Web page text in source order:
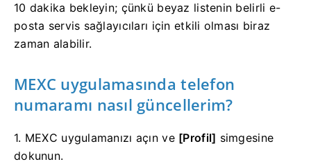
10 dakika bekleyin; çünkü beyaz listenin belirli e-
posta servis sağlayıcıları için etkili olması biraz
zaman alabilir.
MEXC uygulamasında telefon
numaramı nasıl güncellerim?
1. MEXC uygulamanızı açın ve [Profil] simgesine
dokunun.